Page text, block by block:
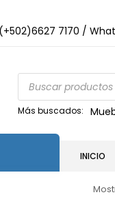
(+502)6627 7170 /
Más buscados:
INICIO